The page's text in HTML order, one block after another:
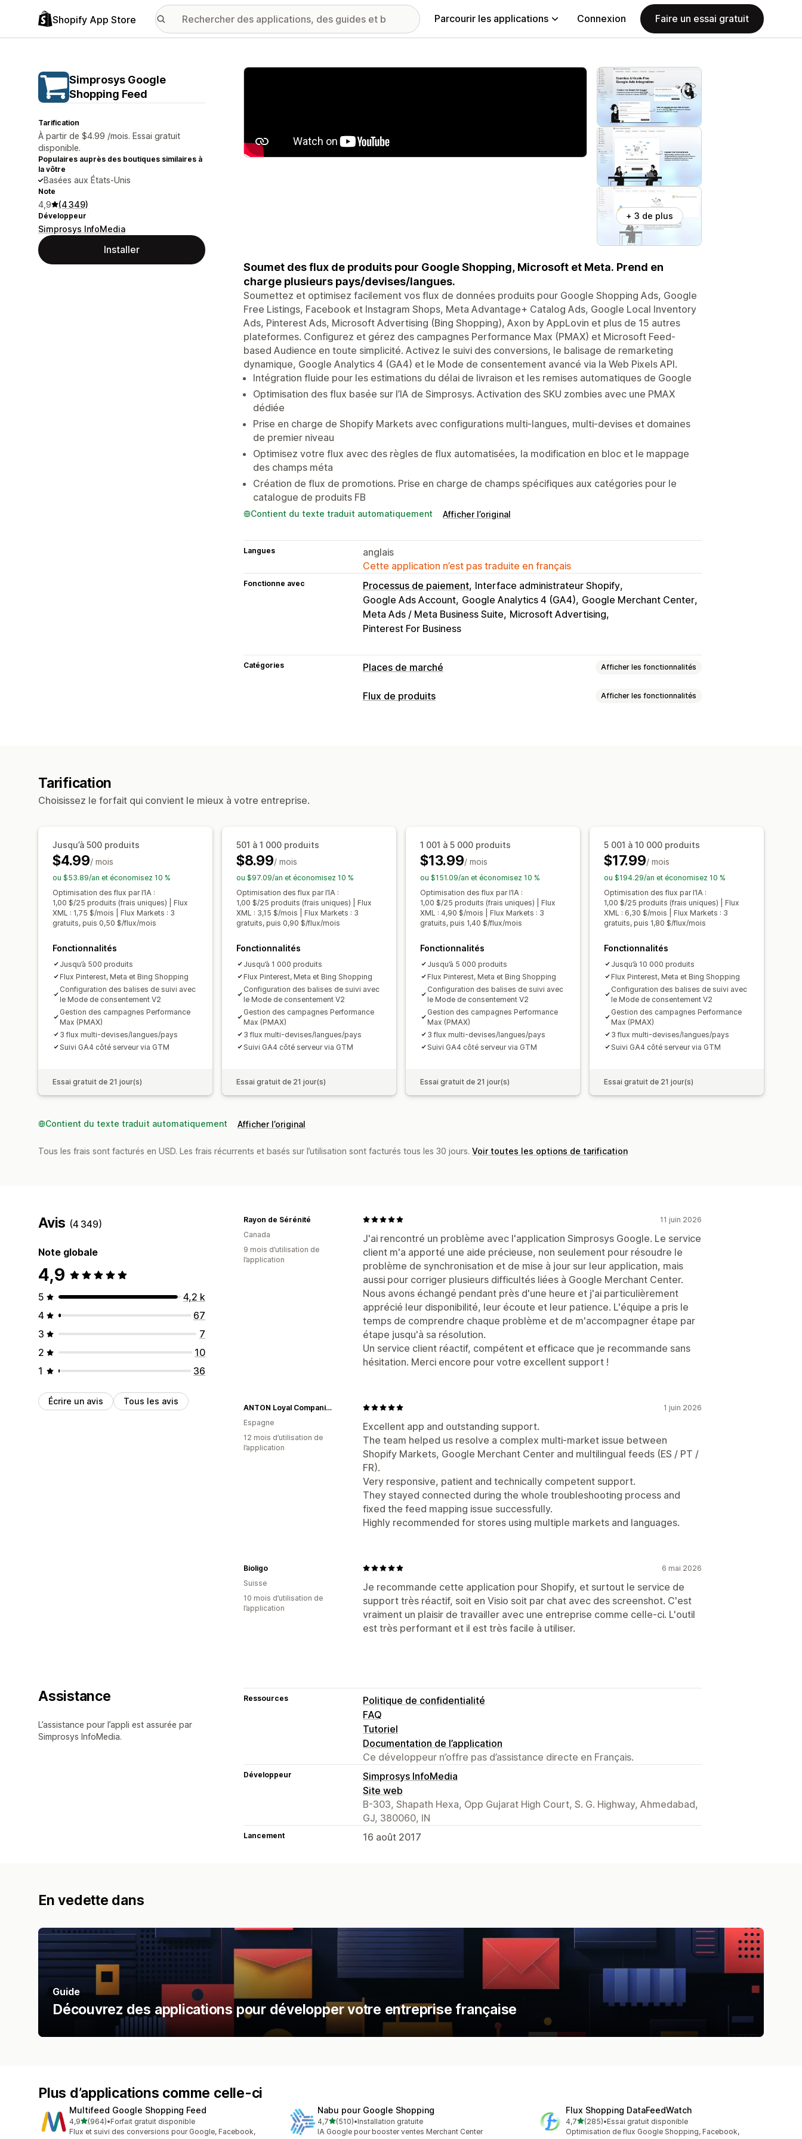
Shopify App Store Parcourir les applications Connexion Faire un essai gratuit
Simprosys Google
Shopping Feed
Tarification
À partir de $4.99 /mois. Essai gratuit
disponible.
Populaires auprès des boutiques similaires à
la vôtre
Basées aux États-Unis
Note
4,9 (4 349)
Développeur
Simprosys InfoMedia
Installer
Galerie d’images vedette
+ 3 de plus
Soumet des flux de produits pour Google Shopping, Microsoft et Meta. Prend en
charge plusieurs pays/devises/langues.
Soumettez et optimisez facilement vos flux de données produits pour Google Shopping Ads, Google
Free Listings, Facebook et Instagram Shops, Meta Advantage+ Catalog Ads, Google Local Inventory
Ads, Pinterest Ads, Microsoft Advertising (Bing Shopping), Axon by AppLovin et plus de 15 autres
plateformes. Configurez et gérez des campagnes Performance Max (PMAX) et Microsoft Feed-
based Audience en toute simplicité. Activez le suivi des conversions, le balisage de remarketing
dynamique, Google Analytics 4 (GA4) et le Mode de consentement avancé via la Web Pixels API.
Intégration fluide pour les estimations du délai de livraison et les remises automatiques de Google
Optimisation des flux basée sur l’IA de Simprosys. Activation des SKU zombies avec une PMAX
dédiée
Prise en charge de Shopify Markets avec configurations multi-langues, multi-devises et domaines
de premier niveau
Optimisez votre flux avec des règles de flux automatisées, la modification en bloc et le mappage
des champs méta
Création de flux de promotions. Prise en charge de champs spécifiques aux catégories pour le
catalogue de produits FB
Contient du texte traduit automatiquement Afficher l’original
Langues
anglais
Cette application n’est pas traduite en français
Fonctionne avec Processus de paiement Interface administrateur Shopify
Google Ads Account Google Analytics 4 (GA4) Google Merchant Center
Meta Ads / Meta Business Suite Microsoft Advertising
Pinterest For Business
Catégories Places de marché Afficher les fonctionnalités
Gestion des listes
Synchronisation du suivi
Tableau de bord harmonisé
Synchronisation des stocks Règles personnalisées
Flux de produits Afficher les fonctionnalités
Synchronisation des produits Édition en bloc
Mises à jour de la boutique
Mises à jour en temps réel
Synchronisation programmée
Validation d’erreur Sélection de produit
Flux par cibles spécifiques
Assistance relative aux stocks Gestion des codes GTIN Headless
Suivi des conversions Optimisation du flux
Suivi des performances
Tarification
Choisissez le forfait qui convient le mieux à votre entreprise.
Jusqu’à 500 produits
$4.99/ mois
ou $53.89/an et économisez 10 %
Optimisation des flux par l’IA :
1,00 $/25 produits (frais uniques) | Flux
XML : 1,75 $/mois | Flux Markets : 3
gratuits, puis 0,50 $/flux/mois
Fonctionnalités
Jusqu’à 500 produits
Flux Pinterest, Meta et Bing Shopping
Configuration des balises de suivi avec
le Mode de consentement V2
Gestion des campagnes Performance
Max (PMAX)
3 flux multi-devises/langues/pays
Suivi GA4 côté serveur via GTM
Essai gratuit de 21 jour(s)
501 à 1 000 produits
$8.99/ mois
ou $97.09/an et économisez 10 %
Optimisation des flux par l’IA :
1,00 $/25 produits (frais uniques) | Flux
XML : 3,15 $/mois | Flux Markets : 3
gratuits, puis 0,90 $/flux/mois
Fonctionnalités
Jusqu’à 1 000 produits
Flux Pinterest, Meta et Bing Shopping
Configuration des balises de suivi avec
le Mode de consentement V2
Gestion des campagnes Performance
Max (PMAX)
3 flux multi-devises/langues/pays
Suivi GA4 côté serveur via GTM
Essai gratuit de 21 jour(s)
1 001 à 5 000 produits
$13.99/ mois
ou $151.09/an et économisez 10 %
Optimisation des flux par l’IA :
1,00 $/25 produits (frais uniques) | Flux
XML : 4,90 $/mois | Flux Markets : 3
gratuits, puis 1,40 $/flux/mois
Fonctionnalités
Jusqu’à 5 000 produits
Flux Pinterest, Meta et Bing Shopping
Configuration des balises de suivi avec
le Mode de consentement V2
Gestion des campagnes Performance
Max (PMAX)
3 flux multi-devises/langues/pays
Suivi GA4 côté serveur via GTM
Essai gratuit de 21 jour(s)
5 001 à 10 000 produits
$17.99/ mois
ou $194.29/an et économisez 10 %
Optimisation des flux par l’IA :
1,00 $/25 produits (frais uniques) | Flux
XML : 6,30 $/mois | Flux Markets : 3
gratuits, puis 1,80 $/flux/mois
Fonctionnalités
Jusqu’à 10 000 produits
Flux Pinterest, Meta et Bing Shopping
Configuration des balises de suivi avec
le Mode de consentement V2
Gestion des campagnes Performance
Max (PMAX)
3 flux multi-devises/langues/pays
Suivi GA4 côté serveur via GTM
Essai gratuit de 21 jour(s)
Contient du texte traduit automatiquement Afficher l’original
Tous les frais sont facturés en USD. Les frais récurrents et basés sur l’utilisation sont facturés tous les 30 jours. Voir toutes les options de tarification
Avis (4 349)
Note globale
4,9
5
4,2 k
4
67
3
7
2
10
1
36
Écrire un avis Tous les avis
11 juin 2026
J'ai rencontré un problème avec l'application Simprosys Google. Le service
client m'a apporté une aide précieuse, non seulement pour résoudre le
problème de synchronisation et de mise à jour sur leur application, mais
aussi pour corriger plusieurs difficultés liées à Google Merchant Center.
Nous avons échangé pendant près d'une heure et j'ai particulièrement
apprécié leur disponibilité, leur écoute et leur patience. L'équipe a pris le
temps de comprendre chaque problème et de m'accompagner étape par
étape jusqu'à sa résolution.
Un service client réactif, compétent et efficace que je recommande sans
hésitation. Merci encore pour votre excellent support !
Rayon de Sérénité
Canada
9 mois d’utilisation de
l’application
1 juin 2026
Excellent app and outstanding support.
The team helped us resolve a complex multi-market issue between
Shopify Markets, Google Merchant Center and multilingual feeds (ES / PT /
FR).
Very responsive, patient and technically competent support.
They stayed connected during the whole troubleshooting process and
fixed the feed mapping issue successfully.
Highly recommended for stores using multiple markets and languages.
ANTON Loyal Companions
Espagne
12 mois d’utilisation de
l’application
6 mai 2026
Je recommande cette application pour Shopify, et surtout le service de
support très réactif, soit en Visio soit par chat avec des screenshot. C'est
vraiment un plaisir de travailler avec une entreprise comme celle-ci. L'outil
est très performant et il est très facile à utiliser.
Bioligo
Suisse
10 mois d’utilisation de
l’application
Assistance
L’assistance pour l’appli est assurée par
Simprosys InfoMedia.
Ressources
Politique de confidentialité
FAQ
Tutoriel
Documentation de l’application
Ce développeur n’offre pas d’assistance directe en Français.
Développeur
Simprosys InfoMedia
Site web
B-303, Shapath Hexa, Opp Gujarat High Court, S. G. Highway, Ahmedabad,
GJ, 380060, IN
Lancement 16 août 2017
En vedette dans
Guide
Découvrez des applications pour développer votre entreprise française
Plus d’applications comme celle-ci
Multifeed Google Shopping Feed
4,9étoile(s) sur 5
(964)
964 avis au total
•Forfait gratuit disponible
Flux et suivi des conversions pour Google, Facebook,
Nabu pour Google Shopping
4,7étoile(s) sur 5
(510)
510 avis au total
•Installation gratuite
IA Google pour booster ventes Merchant Center
Flux Shopping DataFeedWatch
4,7étoile(s) sur 5
(285)
285 avis au total
•Essai gratuit disponible
Optimisation de flux Google Shopping, Facebook,